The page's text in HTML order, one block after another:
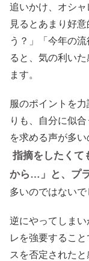
追いかけ、オシ
見るとあまり好
う？」「今年の
ると、気の利い
ます。
服のポイントを
りも、自分に似
を求める声が多
指摘をしたくて
から…」と、プ
多いのではないで
逆にやってしま
レを強要するこ
スを否定された